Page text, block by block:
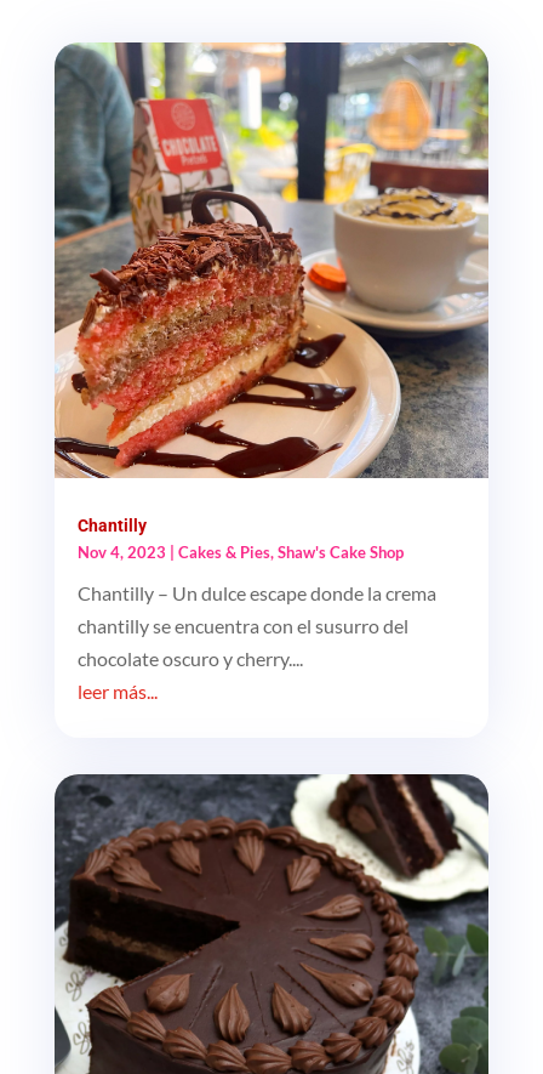
Chantilly
Nov 4, 2023
Cakes & Pies,Shaw's Cake Shop
Chantilly – Un dulce escape donde la crema
chantilly se encuentra con el susurro del
chocolate oscuro y cherry....
leer más...